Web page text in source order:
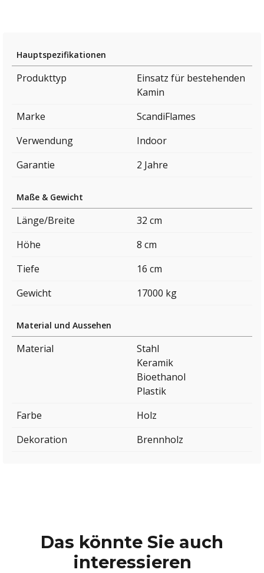
Hauptspezifikationen
Produkttyp
Einsatz für bestehenden
Kamin
Marke
ScandiFlames
Verwendung
Indoor
Garantie
2 Jahre
Maße & Gewicht
Länge/Breite
32 cm
Höhe
8 cm
Tiefe
16 cm
Gewicht
17000 kg
Material und Aussehen
Material
Stahl
Keramik
Bioethanol
Plastik
Farbe
Holz
Dekoration
Brennholz
Das könnte Sie auch
interessieren